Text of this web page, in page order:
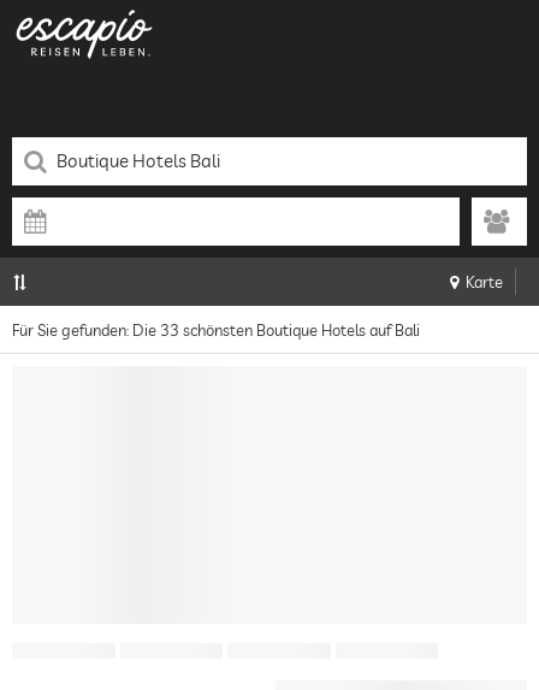
Karte
Für Sie gefunden: Die 33 schönsten Boutique Hotels auf Bali